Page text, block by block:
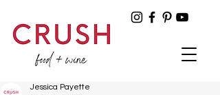
Jessica Payette